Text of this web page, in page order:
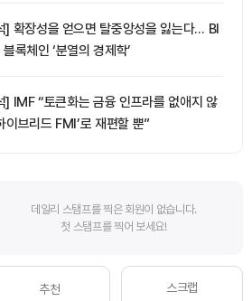
] 확장성을 얻으면 탈중앙성을 잃는다… BI
록체인 ‘분열의 경제학’
] IMF “토큰화는 금융 인프라를 없애지 않
이브리드 FMI’로 재편할 뿐”
데일리 스탬프를 찍은 회원이 없습니다.
첫 스탬프를 찍어 보세요!
추천
스크랩